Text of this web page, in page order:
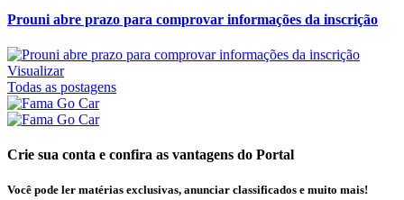
Prouni abre prazo para comprovar informações da inscrição
Visualizar
Todas as postagens
Crie sua conta e confira as vantagens do Portal
Você pode ler matérias exclusivas, anunciar classificados e muito mais!